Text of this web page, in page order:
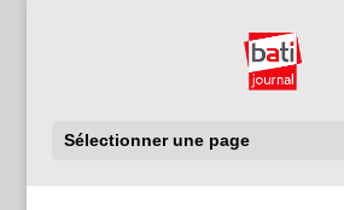
Sélectionner une page